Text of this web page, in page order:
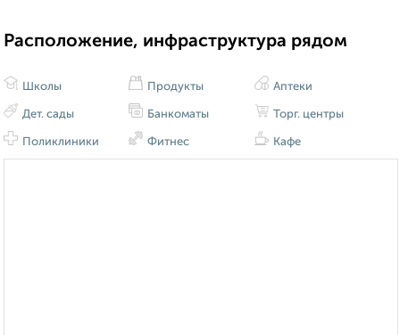
Расположение, инфраструктура рядом
Школы
Дет. сады
Поликлиники
Продукты
Банкоматы
Фитнес
Аптеки
Торг. центры
Кафе